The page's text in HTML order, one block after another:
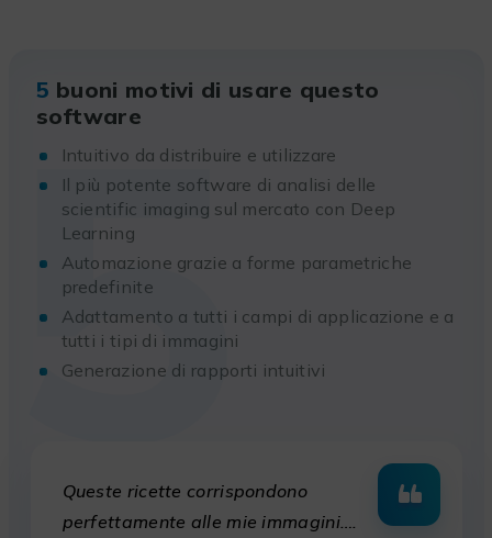
5 buoni motivi di usare questo
software
Intuitivo da distribuire e utilizzare
Il più potente software di analisi delle
scientific imaging sul mercato con Deep
Learning
Automazione grazie a forme parametriche
predefinite
Adattamento a tutti i campi di applicazione e a
tutti i tipi di immagini
Generazione di rapporti intuitivi
5
Queste ricette corrispondono
perfettamente alle mie immagini….